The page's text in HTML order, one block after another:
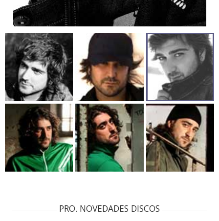
PRO. NOVEDADES DISCOS